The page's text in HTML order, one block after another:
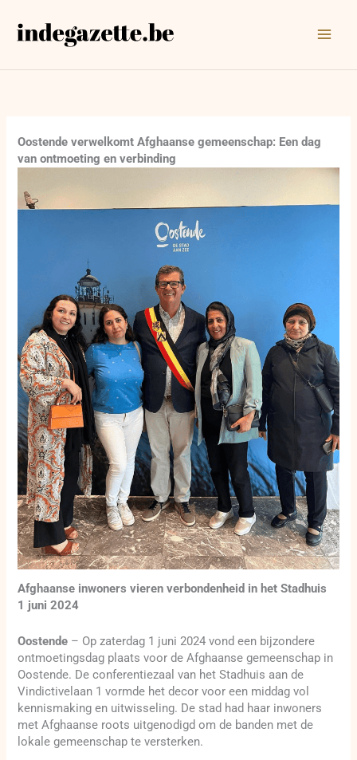
naar
Oostende verwelkomt Afghaanse gemeenschap: Een dag
van ontmoeting en verbinding
Afghaanse inwoners vieren verbondenheid in het Stadhuis
1 juni 2024
Oostende – Op zaterdag 1 juni 2024 vond een bijzondere
ontmoetingsdag plaats voor de Afghaanse gemeenschap in
Oostende. De conferentiezaal van het Stadhuis aan de
Vindictivelaan 1 vormde het decor voor een middag vol
kennismaking en uitwisseling. De stad had haar inwoners
met Afghaanse roots uitgenodigd om de banden met de
lokale gemeenschap te versterken.